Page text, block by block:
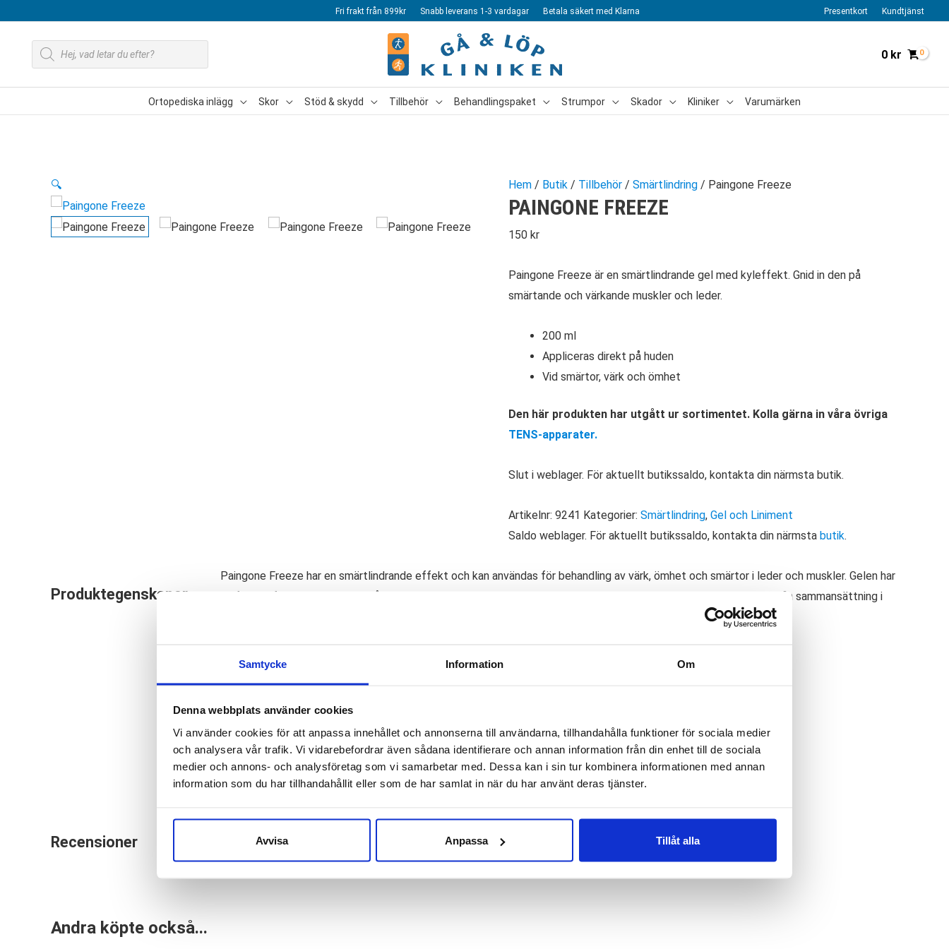
Samtycke Information Om
Denna webbplats använder cookies
Vi använder cookies för att anpassa innehållet och annonserna till användarna, tillhandahålla funktioner för sociala medier
och analysera vår trafik. Vi vidarebefordrar även sådana identifierare och annan information från din enhet till de sociala
medier och annons- och analysföretag som vi samarbetar med. Dessa kan i sin tur kombinera informationen med annan
information som du har tillhandahållit eller som de har samlat in när du har använt deras tjänster.
Avvisa Anpassa Tillåt alla
Fri frakt från 899kr Snabb leverans 1-3 vardagar Betala säkert med Klarna Presentkort Kundtjänst
Produktsökning
0 kr
Ortopediska inlägg Skor Stöd & skydd Tillbehör Behandlingspaket Strumpor Skador Kliniker Varumärken
🔍 Hem / Butik / Tillbehör / Smärtlindring / Paingone Freeze
PAINGONE FREEZE
150 kr
Paingone Freeze är en smärtlindrande gel med kyleffekt. Gnid in den på
smärtande och värkande muskler och leder.
200 ml
Appliceras direkt på huden
Vid smärtor, värk och ömhet
Den här produkten har utgått ur sortimentet. Kolla gärna in våra övriga
TENS-apparater.
Slut i weblager. För aktuellt butikssaldo, kontakta din närmsta butik.
Artikelnr: 9241 Kategorier: Smärtlindring, Gel och Liniment
Saldo weblager. För aktuellt butikssaldo, kontakta din närmsta butik.
Produktegenskaper
Paingone Freeze har en smärtlindrande effekt och kan användas för behandling av värk, ömhet och smärtor i leder och muskler. Gelen har
en frisk doft av mint. Den innehåller ispropylalkohol som ger en kylande lindring av den kroppsdel du smörjer in. En fin sammansättning i
Se också till att du tvättar händerna med kallt vatten efter att du masserat ut gelen.
Recensioner
Andra köpte också...